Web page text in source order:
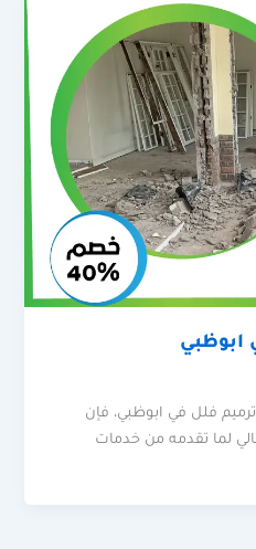
ابوظبي
فلل في ابوظبي، فإن
لما تقدمه من خدمات